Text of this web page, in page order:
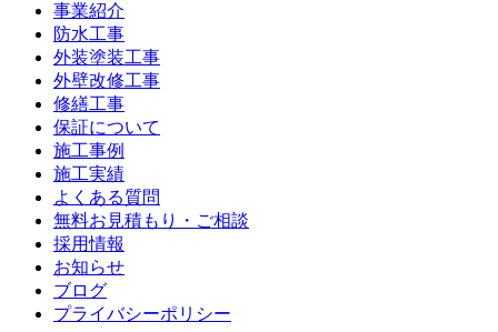
事業紹介
防水工事
外装塗装工事
外壁改修工事
修繕工事
保証について
施工事例
施工実績
よくある質問
無料お見積もり・ご相談
採用情報
お知らせ
ブログ
プライバシーポリシー